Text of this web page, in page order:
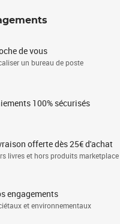
de vous
un bureau de poste
100% sécurisés
offerte dès 25€ d'achat
livres et hors produits marketplace
engagements
et environnementaux